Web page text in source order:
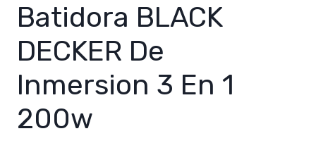
Batidora BLACK
DECKER De
Inmersion 3 En 1
200w